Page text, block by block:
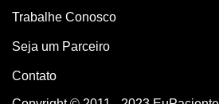
Trabalhe Conosco
Seja um Parceiro
Contato